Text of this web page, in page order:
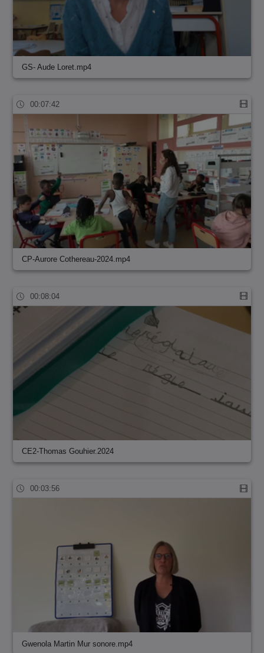
GS- Aude Loret.mp4
00:07:42
CP-Aurore Cothereau-2024.mp4
00:08:04
CE2-Thomas Gouhier.2024
00:03:56
Gwenola Martin Mur sonore.mp4